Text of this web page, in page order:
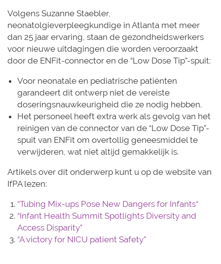
Volgens Suzanne Staebler,
neonatolgieverpleegkundige in Atlanta met meer
dan 25 jaar ervaring, staan de gezondheidswerkers
voor nieuwe uitdagingen die worden veroorzaakt
door de ENFit-connector en de “Low Dose Tip”-spuit:
Voor neonatale en pediatrische patiënten
garandeert dit ontwerp niet de vereiste
doseringsnauwkeurigheid die ze nodig hebben.
Het personeel heeft extra werk als gevolg van het
reinigen van de connector van de “Low Dose Tip”-
spuit van ENFit om overtollig geneesmiddel te
verwijderen, wat niet altijd gemakkelijk is.
Artikels over dit onderwerp kunt u op de website van
IfPA lezen:
“Tubing Mix-ups Pose New Dangers for Infants“
“Infant Health Summit Spotlights Diversity and
Access Disparity”
“A victory for NICU patient Safety”